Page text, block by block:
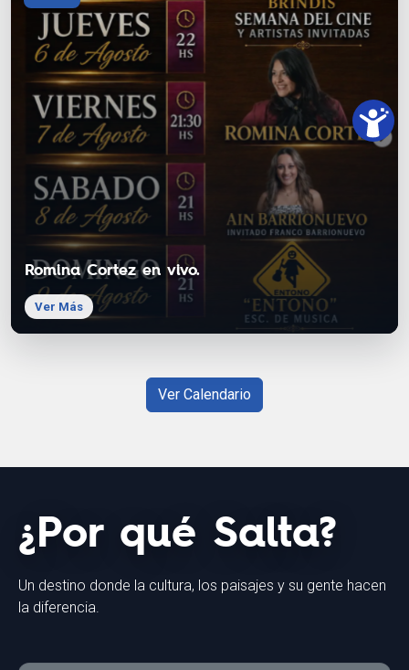
Romina Cortez en vivo.
Ver Más
Ver Calendario
¿Por qué Salta?
Un destino donde la cultura, los paisajes y su gente hacen
la diferencia.